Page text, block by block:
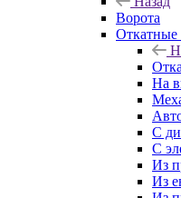
Ворота
Откатные
На
С
С
Из
Из